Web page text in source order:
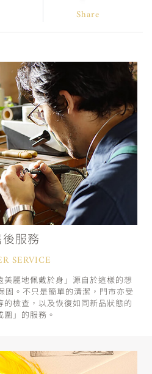
Share
服務
SERVICE
美麗地佩戴於身」源自於這樣的想
固。不只是簡單的清潔，門市亦受
檢查，以及恢復如同新品狀態的
圍」的服務。